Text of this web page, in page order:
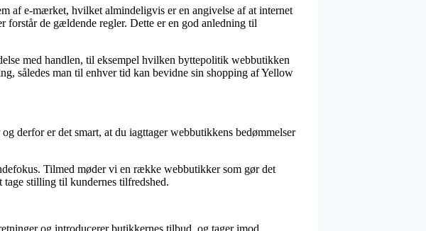
af e-mærket, hvilket almindeligvis er en angivelse af at internet
forstår de gældende regler. Dette er en god anledning til
med handlen, til eksempel hvilken byttepolitik webbutikken
således man til enhver tid kan bevidne sin shopping af Yellow
derfor er det smart, at du iagttager webbutikkens bedømmelser
Tilmed møder vi en række webbutikker som gør det
tage stilling til kundernes tilfredshed.
og introducerer butikkernes tilbud, og tager imod